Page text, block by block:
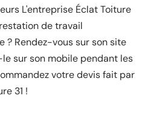
L'entreprise Éclat Toiture
de travail
? Rendez-vous sur son site
sur son mobile pendant les
votre devis fait par
31 !